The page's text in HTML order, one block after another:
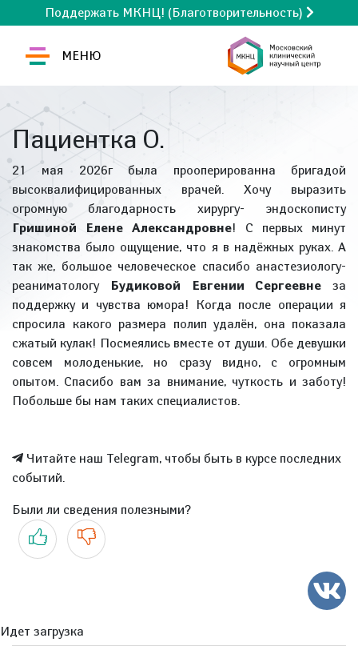
Поддержать МКНЦ! (Благотворительность)
МЕНЮ
Пациентка О.
21 мая 2026г была прооперированна бригадой
высоквалифицированных врачей. Хочу выразить
огромную благодарность хирургу- эндоскописту
Гришиной Елене Александровне! С первых минут
знакомства было ощущение, что я в надëжных руках. А
так же, большое человеческое спасибо анастезиологу-
реаниматологу
Будиковой Евгении Сергеевне за
поддержку и чувства юмора! Когда после операции я
спросила какого размера полип удалён, она показала
сжатый кулак! Посмеялись вместе от души. Обе девушки
совсем молоденькие, но сразу видно, с огромным
опытом. Спасибо вам за внимание, чуткость и заботу!
Побольше бы нам таких специалистов.
Читайте наш Telegram, чтобы быть в курсе последних
событий.
Были ли сведения полезными?
Да Нет
Идет загрузка